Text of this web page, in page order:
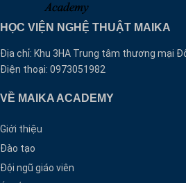
HỌC VIỆN NGHỆ THUẬT MAIKA
Địa chỉ: Khu 3HA Trung tâm thương mại
Điện thoại: 0973051982
VỀ MAIKA ACADEMY
Giới thiệu
Đào tạo
Đội ngũ giáo viên